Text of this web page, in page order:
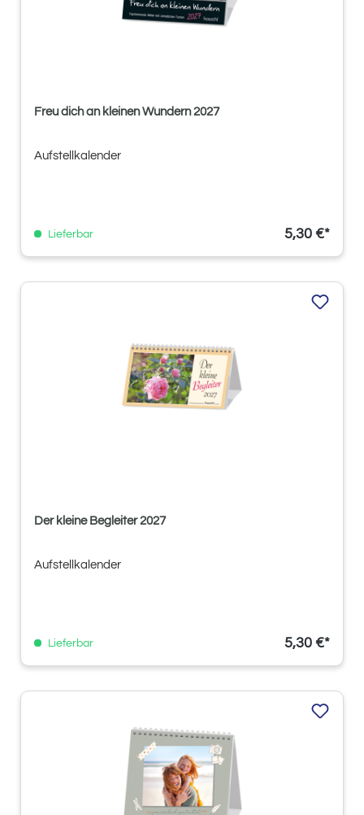
Freu dich an kleinen Wundern 2027
Aufstellkalender
Lieferbar 5,30 €*
Der kleine Begleiter 2027
Aufstellkalender
Lieferbar 5,30 €*